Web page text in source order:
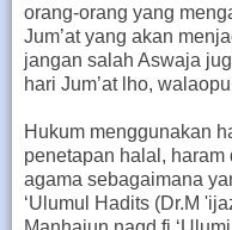
orang-orang yang
Jum’at yang akan
jangan salah Aswaja
hari Jum’at lho,
Hukum menggunakan
penetapan halal, haram
agama sebagaimana
‘Ulumul Hadits (Dr.M